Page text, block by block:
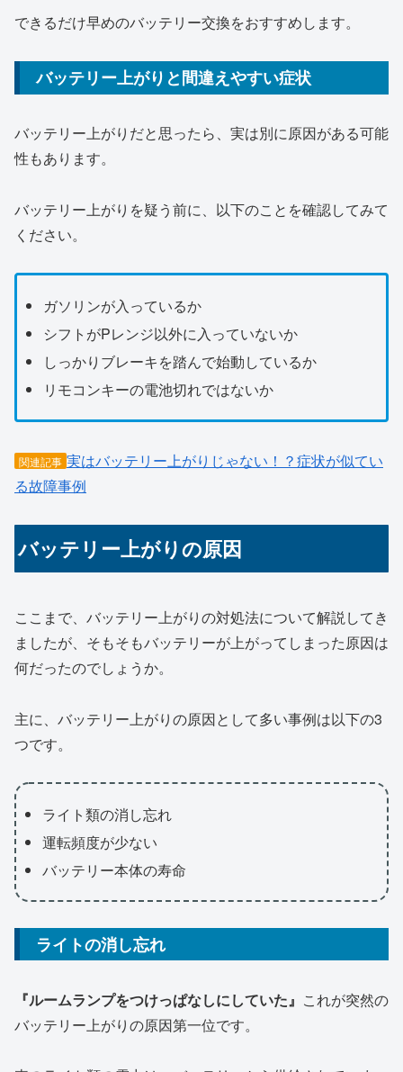
できるだけ早めのバッテリー交換をおすすめします。
バッテリー上がりと間違えやすい症状
バッテリー上がりだと思ったら、実は別に原因がある可能
性もあります。
バッテリー上がりを疑う前に、以下のことを確認してみて
ください。
ガソリンが入っているか
シフトがPレンジ以外に入っていないか
しっかりブレーキを踏んで始動しているか
リモコンキーの電池切れではないか
関連記事 実はバッテリー上がりじゃない！？症状が似てい
る故障事例
バッテリー上がりの原因
ここまで、バッテリー上がりの対処法について解説してき
ましたが、そもそもバッテリーが上がってしまった原因は
何だったのでしょうか。
主に、バッテリー上がりの原因として多い事例は以下の3
つです。
ライト類の消し忘れ
運転頻度が少ない
バッテリー本体の寿命
ライトの消し忘れ
『ルームランプをつけっぱなしにしていた』 これが突然の
バッテリー上がりの原因第一位です。